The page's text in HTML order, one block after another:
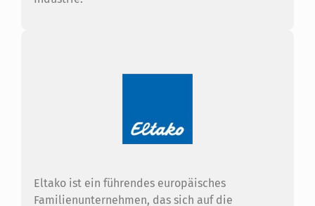
Eltako ist ein führendes europäisches
Familienunternehmen, das sich auf die